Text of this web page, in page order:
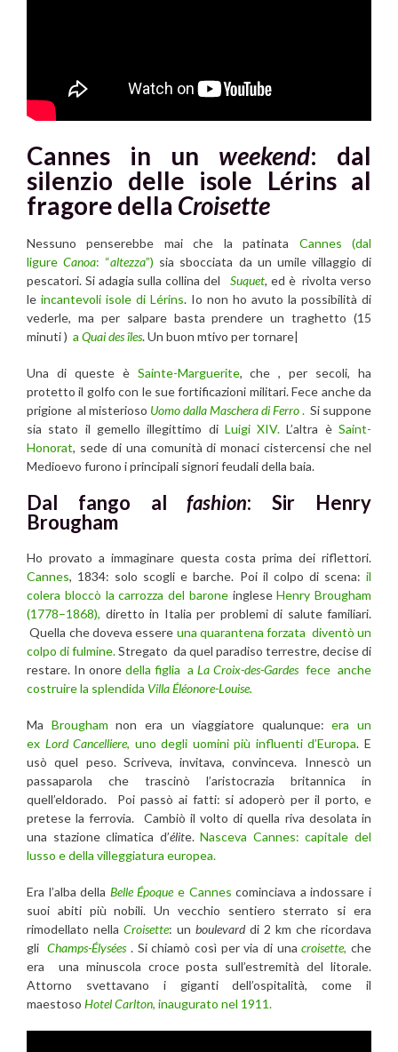
Cannes in un weekend: dal
silenzio delle isole Lérins al
fragore della Croisette
Nessuno penserebbe mai che la patinata Cannes
(dal
ligureCanoa: “altezza”) sia sbocciata da un umile villaggio di
pescatori. Si adagia sulla collina del
Suquet, ed è rivolta verso
le incantevoli isole di Lérins. Io non ho avuto la possibilità di
vederle, ma per salpare basta prendere un traghetto (15
minuti ) a Quai des îles. Un buon mtivo per tornare|
Una di queste è Sainte-Marguerite, che , per secoli, ha
protetto il golfo con le sue fortificazioni militari. Fece anche da
prigione al misterioso Uomo dalla Maschera di Ferro. Si suppone
sia stato il gemello illegittimo di Luigi XIV. L’altra èSaint-
Honorat, sede di una comunità di monaci cistercensi che nel
Medioevo furono i principali signori feudali della baia.
Dal fango alfashion: Sir Henry
Brougham
Ho provato a immaginare questa costa prima dei riflettori.
Cannes, 1834: solo scogli e barche. Poi il colpo di scena: il
colera bloccò la carrozza del baroneingleseHenry Brougham
(1778–1868), diretto in Italia per problemi di salute familiari.
Quella che doveva essere una quarantena forzata diventò un
colpo di fulmine.Stregato da quel paradiso terrestre, decise di
restare. In onore della figlia a La Croix-des-Gardesfece anche
costruire la splendida Villa Éléonore-Louise.
Ma Brougham non era un viaggiatore qualunque:era un
ex Lord Cancelliere, uno degli uomini più influenti d’Europa. E
usò quel peso. Scriveva, invitava, convinceva. Innescò un
passaparola che trascinò l’aristocrazia britannica in
quell’eldorado. Poi passò ai fatti: si adoperò per il porto, e
pretese la ferrovia. Cambiò il volto di quella riva desolata in
una stazione climatica d’élite.Nasceva Cannes: capitale del
lusso e della villeggiatura europea.
Era l’alba della Belle Époquee Cannes cominciava a indossare i
suoi abiti più nobili. Un vecchio sentiero sterrato si era
rimodellato nella Croisette: un boulevarddi 2 km che ricordava
gliChamps-Élysées . Si chiamò così per via di unacroisette, che
era una minuscola croce posta sull’estremità del litorale.
Attorno svettavano i giganti dell’ospitalità, come il
maestoso Hotel Carlton, inaugurato nel 1911.